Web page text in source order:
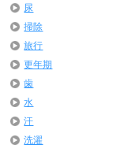
尿
掃除
旅行
更年期
歯
水
汗
洗濯